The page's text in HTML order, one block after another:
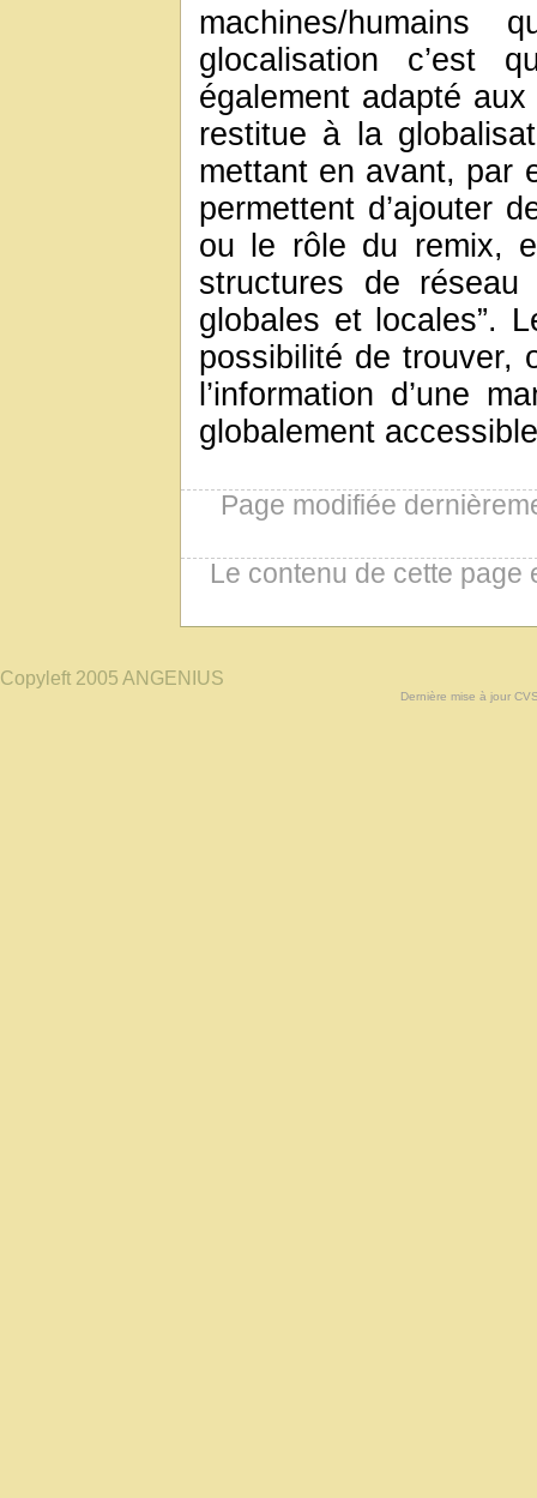
machines/humains
glocalisation c’est
également adapté
restitue à la
mettant en avant, par
permettent d’ajouter
ou le rôle du remix,
structures de
globales et locales”.
possibilité de trouver,
l’information d’une
globalement
Page modifiée
Le contenu de cette
Copyleft 2005 ANGENIUS
Dernière mise à jour